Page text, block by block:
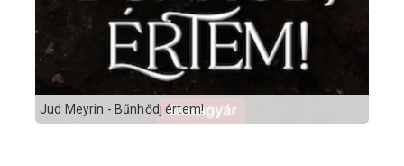
Jud Meyrin - Bűnhődj értem!